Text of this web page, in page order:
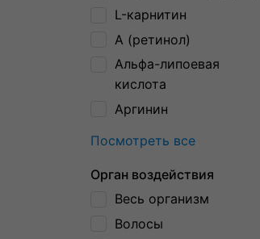
L-карнитин
А (ретинол)
Альфа-липоевая
кислота
Аргинин
Посмотреть все
Орган воздействия
Весь организм
Волосы